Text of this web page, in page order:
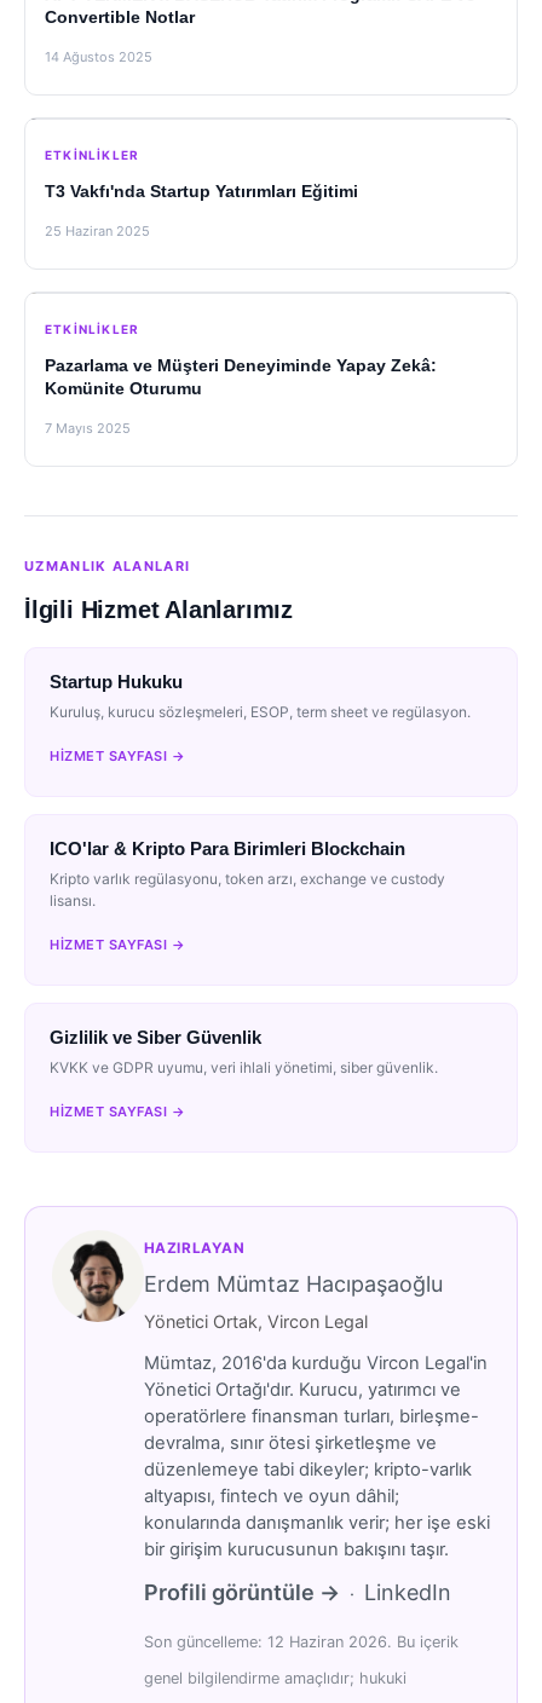
Convertible Notlar
14 Ağustos 2025
ETKINLIKLER
T3 Vakfı'nda Startup Yatırımları Eğitimi
25 Haziran 2025
ETKINLIKLER
Pazarlama ve Müşteri Deneyiminde Yapay Zekâ:
Komünite Oturumu
7 Mayıs 2025
UZMANLIK ALANLARI
İlgili Hizmet Alanlarımız
Startup Hukuku
Kuruluş, kurucu sözleşmeleri, ESOP, term sheet ve regülasyon.
HIZMET SAYFASI →
ICO'lar & Kripto Para Birimleri Blockchain
Kripto varlık regülasyonu, token arzı, exchange ve custody
lisansı.
HIZMET SAYFASI →
Gizlilik ve Siber Güvenlik
KVKK ve GDPR uyumu, veri ihlali yönetimi, siber güvenlik.
HIZMET SAYFASI →
HAZIRLAYAN
Erdem Mümtaz Hacıpaşaoğlu
Yönetici Ortak, Vircon Legal
Mümtaz, 2016'da kurduğu Vircon Legal'in
Yönetici Ortağı'dır. Kurucu, yatırımcı ve
operatörlere finansman turları, birleşme-
devralma, sınır ötesi şirketleşme ve
düzenlemeye tabi dikeyler; kripto-varlık
altyapısı, fintech ve oyun dâhil;
konularında danışmanlık verir; her işe eski
bir girişim kurucusunun bakışını taşır.
Profili görüntüle → · LinkedIn
Son güncelleme: 12 Haziran 2026. Bu içerik
genel bilgilendirme amaçlıdır; hukuki